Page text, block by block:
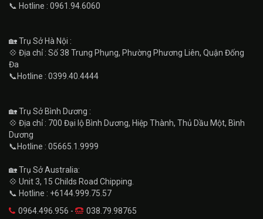
📞 Hotline : 0961.94.6060
🏡 Trụ Sở Hà Nội :
💠 Địa chỉ : Số 38 Trung Phụng, Phường Phương Liên, Quận Đống
Đa
📞Hotline : 0399.40.4444
🏡 Trụ Sở Bình Dương :
💠 Địa chỉ : 700 Đại lộ Bình Dương, Hiệp Thành, Thủ Dầu Một, Bình
Dương
📞Hotline : 05665.1.9999
🏡 Trụ Sở Australia:
💠 Unit 3, 15 Childs Road Chipping.
📞 Hotline : +6144.999.75.57
0964.496.956 -
038.79.98765